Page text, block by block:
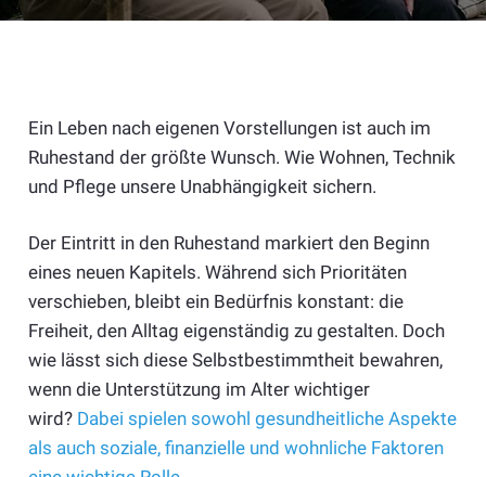
Ein Leben nach eigenen Vorstellungen ist auch im
Ruhestand der größte Wunsch. Wie Wohnen, Technik
und Pflege unsere Unabhängigkeit sichern.
Der Eintritt in den Ruhestand markiert den Beginn
eines neuen Kapitels. Während sich Prioritäten
verschieben, bleibt ein Bedürfnis konstant: die
Freiheit, den Alltag eigenständig zu gestalten. Doch
wie lässt sich diese Selbstbestimmtheit bewahren,
wenn die Unterstützung im Alter wichtiger
wird? Dabei spielen sowohl gesundheitliche Aspekte
als auch soziale, finanzielle und wohnliche Faktoren